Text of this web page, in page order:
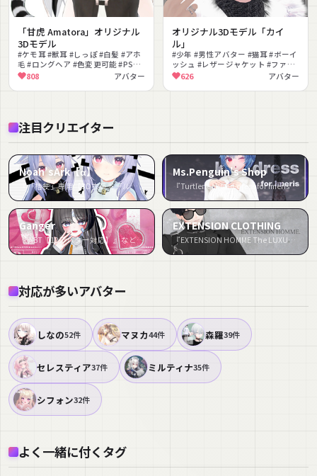
「甘虎 Amatora」オリジナル
3Dモデル
#ケモ耳 #獣耳 #しっぽ #白髪 #アホ
毛 #ロングヘア #色変更可能 #PSD
付き #ナチュラル #Quest対応
808 アバター
オリジナル3Dモデル「カイ
ル」
#少年 #男性アバター #猫耳 #ボーイ
ッシュ #レザージャケット #ファー
#メガネ #改変向け
626 アバター
注目クリエイター
Noah’sArk【α】
『「桔梗」専用【3D衣装モデル】トネリコ』など9件
Ms.Penguin's Shop
『Turtleneck knit dress for Imeris / タートルネックニットワンピース【イメリス用】 (C2)』など8件
Ganger
『WBT【12アバター対応】』など6件
EXTENSION CLOTHING
『EXTENSION HOMME The LUXURY💜』など4件
対応が多いアバター
しなの52件 マヌカ44件 森羅39件
セレスティア37件 ミルティナ35件
シフォン32件
よく一緒に付くタグ